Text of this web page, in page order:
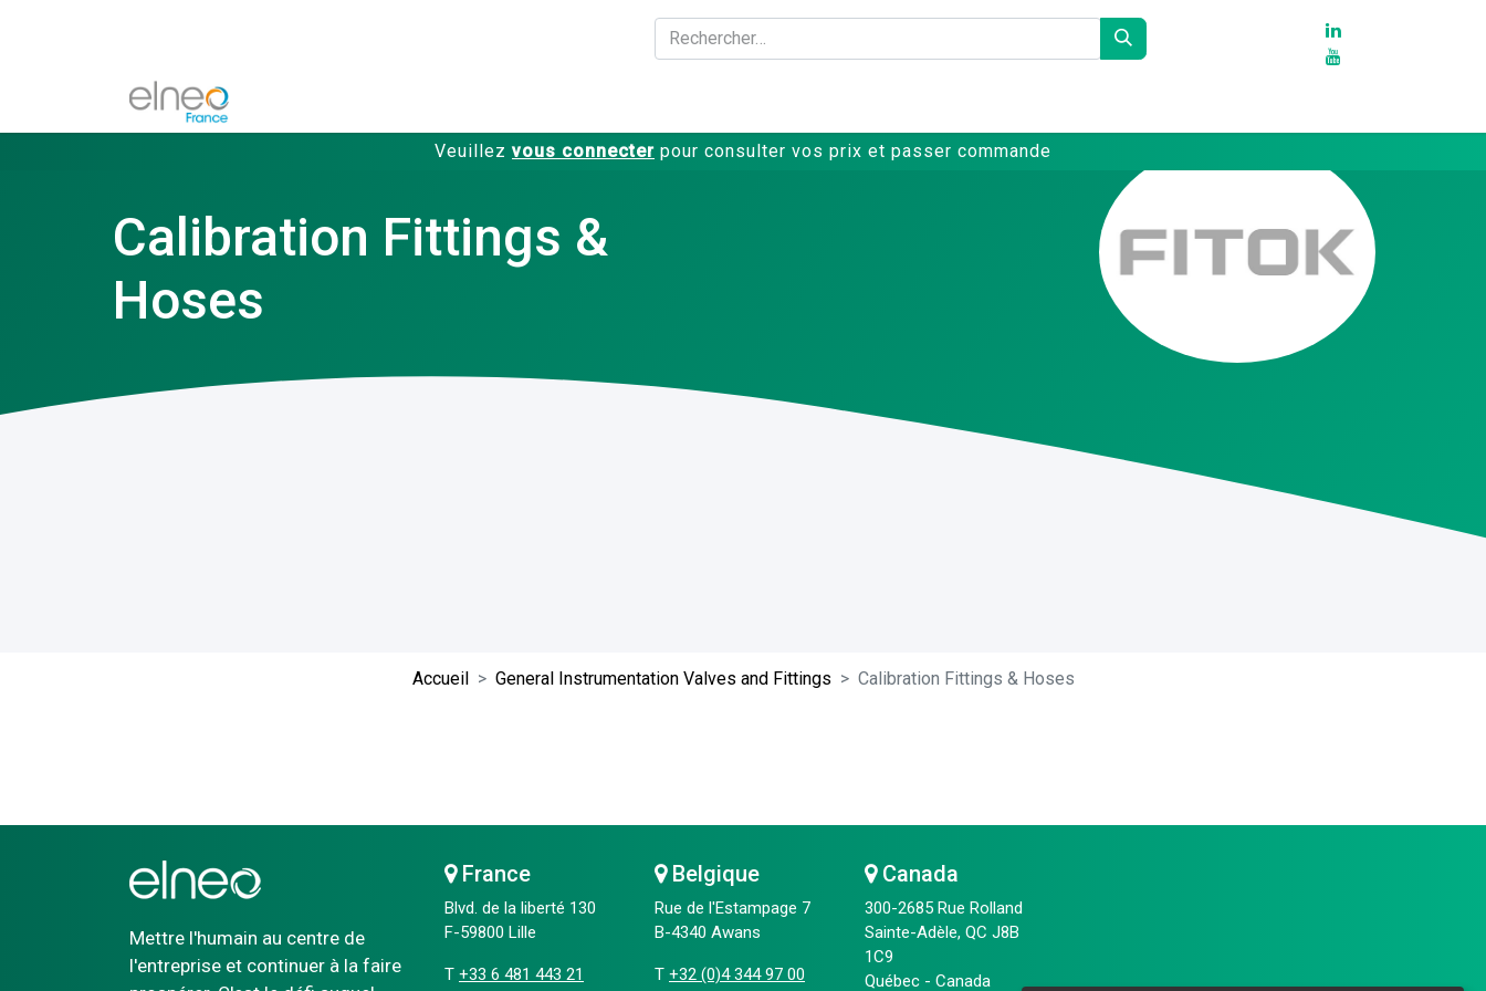
Veuillez vous connecter pour consulter vos prix et passer commande
Calibration Fittings &
Hoses
Accueil General Instrumentation Valves and Fittings Calibration Fittings & Hoses
Mettre l'humain au centre de
l'entreprise et continuer à la faire
France
Blvd. de la liberté 130
F-59800 Lille
T +33 6 481 443 21
Belgique
Rue de l'Estampage 7
B-4340 Awans
T +32 (0)4 344 97 00
Canada
300-2685 Rue Rolland
Sainte-Adèle, QC J8B
1C9
Québec - Canada